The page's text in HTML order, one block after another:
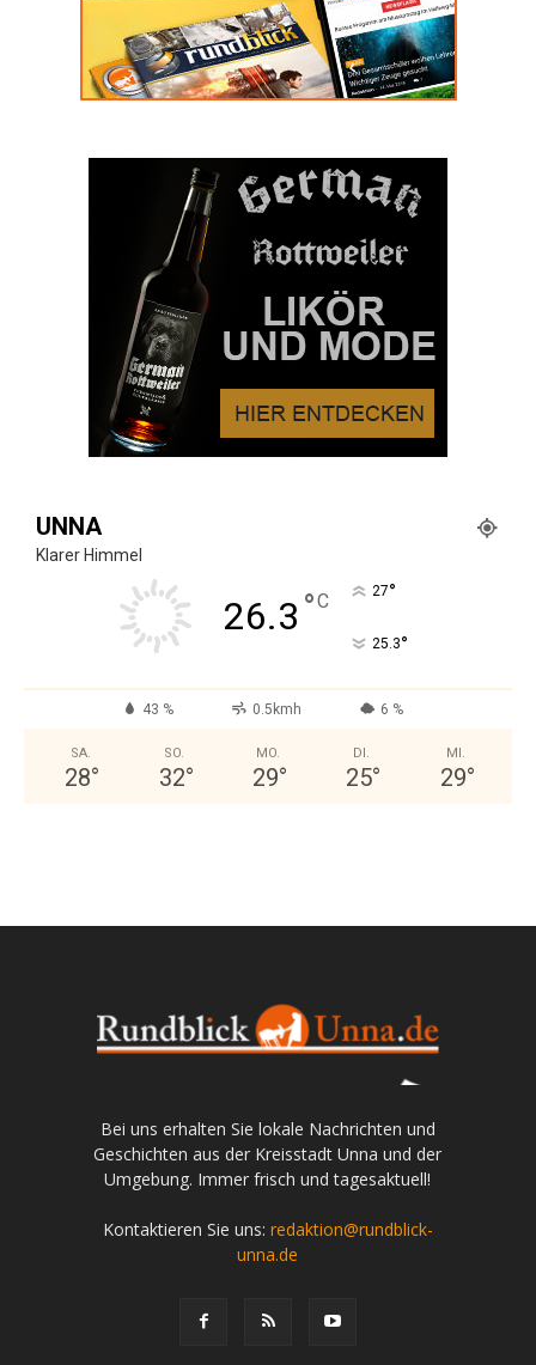
UNNA
Klarer Himmel
26.3 °C 27°
25.3°
43 % 0.5kmh 6 %
SA.
28°
SO.
32°
MO.
29°
DI.
25°
MI.
29°
Bei uns erhalten Sie lokale Nachrichten und
Geschichten aus der Kreisstadt Unna und der
Umgebung. Immer frisch und tagesaktuell!
Kontaktieren Sie uns: redaktion@rundblick-
unna.de